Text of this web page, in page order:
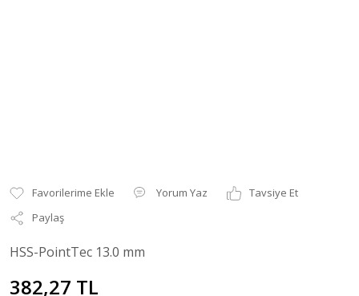
Yorum Yaz
Tavsiye Et
Paylaş
HSS-PointTec 13.0 mm
382,27 TL